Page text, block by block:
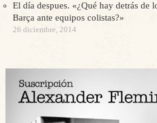
El día despues. «¿Qué hay detrás de
Barça ante equipos colistas?»
26 diciembre, 2014